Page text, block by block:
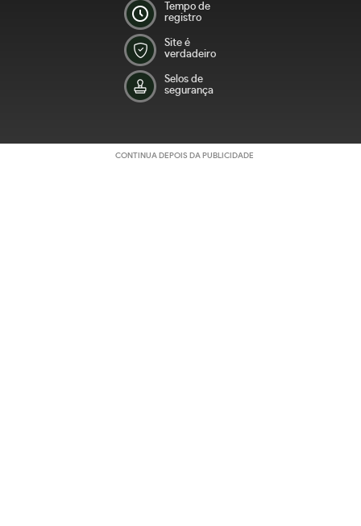
Tempo de
registro
Site é
verdadeiro
Selos de
segurança
CONTINUA DEPOIS DA PUBLICIDADE